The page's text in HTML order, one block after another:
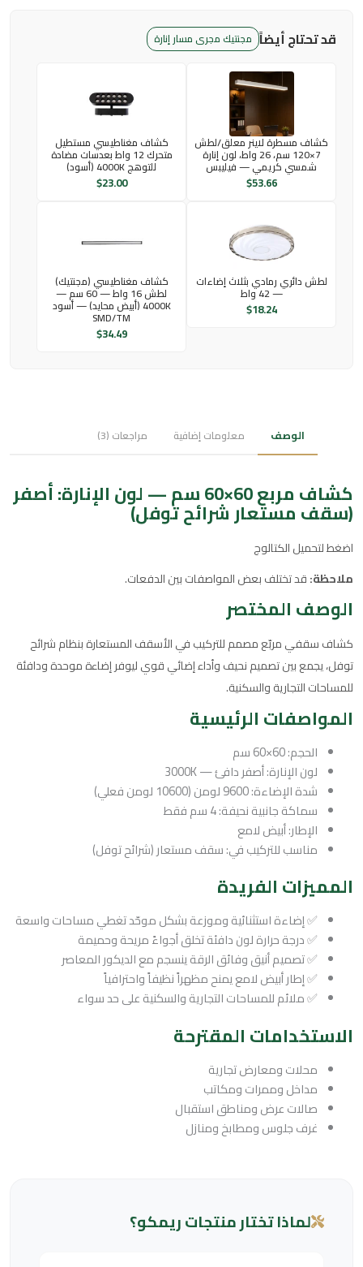
قد تحتاج أيضاً مجنتيك مجرى مسار إنارة
كشاف مسطرة لاينر معلق/لطش
7×120 سم، 26 واط، لون إنارة
شمسي كريمي — فيليبس
$53.66
كشاف مغناطيسي مستطيل
متحرك 12 واط بعدسات مضادة
للتوهج 4000K (أسود)
$23.00
لطش دائري رمادي بثلاث إضاءات
— 42 واط
$18.24
كشاف مغناطيسي (مجنتيك)
لطش 16 واط — 60 سم —
4000K (أبيض محايد) — أسود
SMD/TM
$34.49
الوصف معلومات إضافية مراجعات (3)
كشاف مربع 60×60 سم — لون الإنارة: أصفر
(سقف مستعار شرائح توفل)
اضغط لتحميل الكتالوج
ملاحظة:قد تختلف بعض المواصفات بين الدفعات.
الوصف المختصر
كشاف سقفي مربّع مصمم للتركيب في الأسقف المستعارة بنظام شرائح
توفل، يجمع بين تصميم نحيف وأداء إضائي قوي ليوفر إضاءة موحدة ودافئة
للمساحات التجارية والسكنية.
المواصفات الرئيسية
الحجم: 60×60 سم
لون الإنارة: أصفر دافئ — 3000K
شدة الإضاءة: 9600 لومن (10600 لومن فعلي)
سماكة جانبية نحيفة: 4 سم فقط
الإطار: أبيض لامع
مناسب للتركيب في: سقف مستعار (شرائح توفل)
المميزات الفريدة
✅ إضاءة استثنائية وموزعة بشكل موحّد تغطي مساحات واسعة
✅ درجة حرارة لون دافئة تخلق أجواءً مريحة وحميمة
✅ تصميم أنيق وفائق الرقة ينسجم مع الديكور المعاصر
✅ إطار أبيض لامع يمنح مظهراً نظيفاً واحترافياً
✅ ملائم للمساحات التجارية والسكنية على حد سواء
الاستخدامات المقترحة
محلات ومعارض تجارية
مداخل وممرات ومكاتب
صالات عرض ومناطق استقبال
غرف جلوس ومطابخ ومنازل
لماذا تختار منتجات ريمكو؟